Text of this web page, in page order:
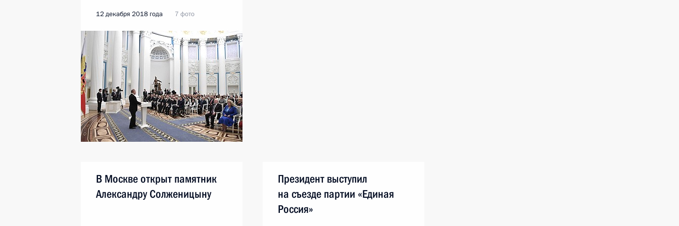
12 декабря 2018 года 7 фото
В Москве открыт памятник
Александру Солженицыну
Президент выступил
на съезде партии «Единая
Россия»